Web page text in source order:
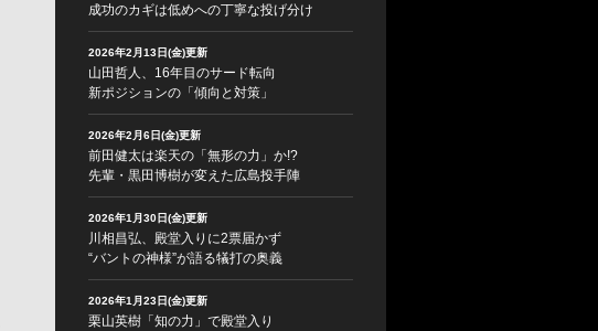
成功のカギは低めへの丁寧な投げ分け
2026年2月13日(金)更新
山田哲人、16年目のサード転向
新ポジションの「傾向と対策」
2026年2月6日(金)更新
前田健太は楽天の「無形の力」か!?
先輩・黒田博樹が変えた広島投手陣
2026年1月30日(金)更新
川相昌弘、殿堂入りに2票届かず
“バントの神様”が語る犠打の奥義
2026年1月23日(金)更新
栗山英樹「知の力」で殿堂入り